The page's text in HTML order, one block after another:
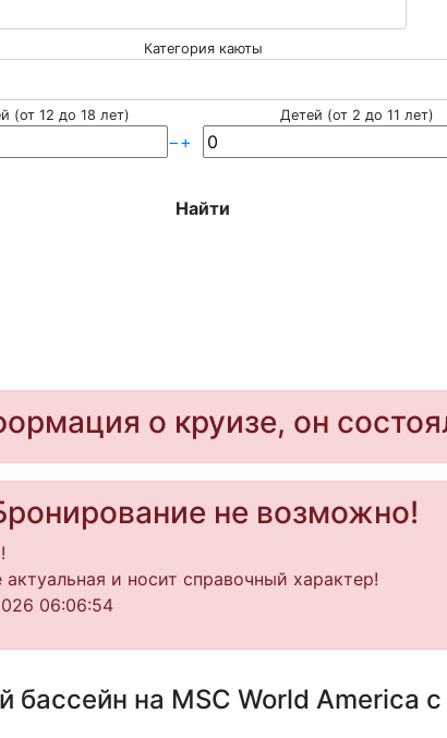
Категория каюты
(от 12 до 18 лет)
−+
Детей (от 2 до 11 лет)
Найти
о круизе, он
не возможно!
и носит справочный характер!
06:06:54
бассейн на MSC World America